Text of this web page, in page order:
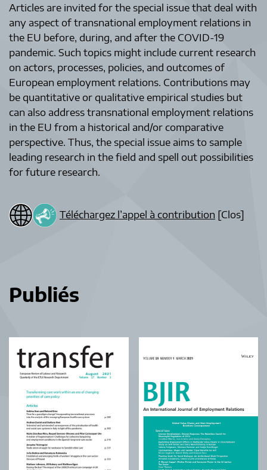
Articles are invited for the special issue that deal with
any aspect of transnational employment relations in
the EU before, during, and after the COVID-19
pandemic. Such topics might include current research
on actors, processes, policies, and outcomes of
European employment relations. Contributions may
be quantitative or qualitative empirical studies but
can also address transnational employment relations
in the EU from a historical and/or comparative
perspective. Thus, the special issue aims to sample
leading research in the field and spell out possibilities
for future research.
Téléchargez l’appel à contribution [Clos]
Publiés